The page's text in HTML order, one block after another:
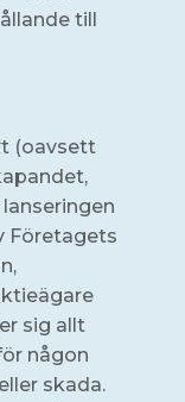
till
(oavsett
Företagets
sig allt
någon
skada.